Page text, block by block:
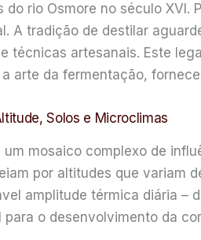
rio Osmore no século
A tradição de destilar
técnicas artesanais. Este
arte da fermentação,
Solos e Microclimas
mosaico complexo de
por altitudes que variam
amplitude térmica diária –
o desenvolvimento da